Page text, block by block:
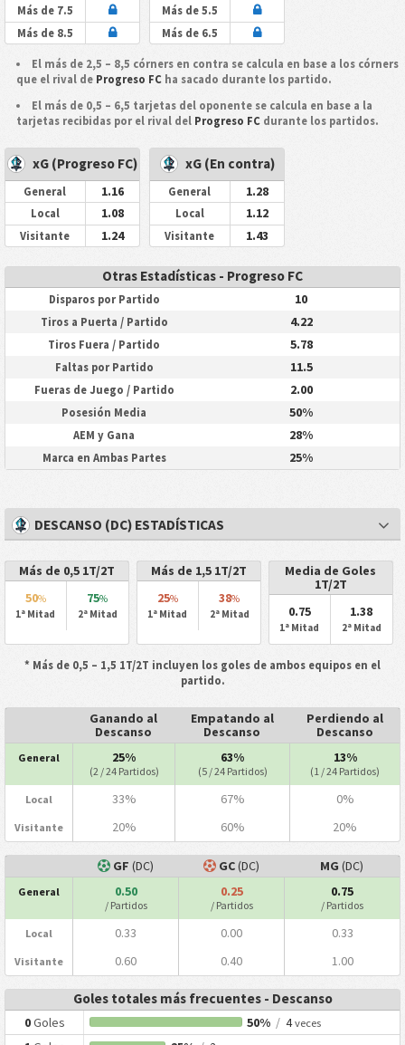
Más de 7.5
Más de 8.5
Más de 5.5
Más de 6.5
El más de 2,5 – 8,5 córners en contra se calcula en base a los córners
que el rival de Progreso FCha sacado durante los partido.
El más de 0,5 – 6,5 tarjetas del oponente se calcula en base a la
tarjetas recibidas por el rival del Progreso FCdurante los partidos.
xG (Progreso FC)
General 1.16
Local 1.08
Visitante 1.24
xG (En contra)
General 1.28
Local 1.12
Visitante 1.43
Otras Estadísticas - Progreso FC
Disparos por Partido 10
Tiros a Puerta / Partido 4.22
Tiros Fuera / Partido 5.78
Faltas por Partido 11.5
Fueras de Juego / Partido 2.00
Posesión Media 50%
AEM y Gana 28%
Marca en Ambas Partes 25%
DESCANSO (DC) ESTADÍSTICAS
Más de 0,5 1T/2T
50%
1ª Mitad
75%
2ª Mitad
Más de 1,5 1T/2T
25%
1ª Mitad
38%
2ª Mitad
Media de Goles
1T/2T
0.75
1ª Mitad
1.38
2ª Mitad
* Más de 0,5 – 1,5 1T/2T incluyen los goles de ambos equipos en el
partido.
Ganando al
Descanso
Empatando al
Descanso
Perdiendo al
Descanso
General 25%
(2 / 24 Partidos)
63%
(5 / 24 Partidos)
13%
(1 / 24 Partidos)
Local 33% 67% 0%
Visitante 20% 60% 20%
GF (DC) GC(DC) MG (DC)
General 0.50
/ Partidos
0.25
/ Partidos
0.75
/ Partidos
Local 0.33 0.00 0.33
Visitante 0.60 0.40 1.00
Goles totales más frecuentes - Descanso
0Goles 50% / 4veces